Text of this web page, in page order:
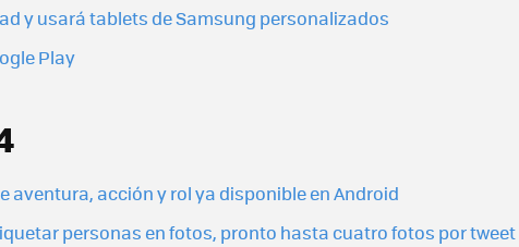
y usará tablets de Samsung personalizados
Play
aventura, acción y rol ya disponible en Android
personas en fotos, pronto hasta cuatro fotos por tweet